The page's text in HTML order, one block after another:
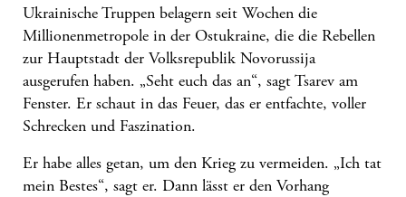
Ukrainische Truppen belagern seit Wochen die
Millionenmetropole in der Ostukraine, die die Rebellen
zur Hauptstadt der Volksrepublik Novorussija
ausgerufen haben. „Seht euch das an“, sagt Tsarev am
Fenster. Er schaut in das Feuer, das er entfachte, voller
Schrecken und Faszination.
Er habe alles getan, um den Krieg zu vermeiden. „Ich tat
mein Bestes“, sagt er. Dann lässt er den Vorhang